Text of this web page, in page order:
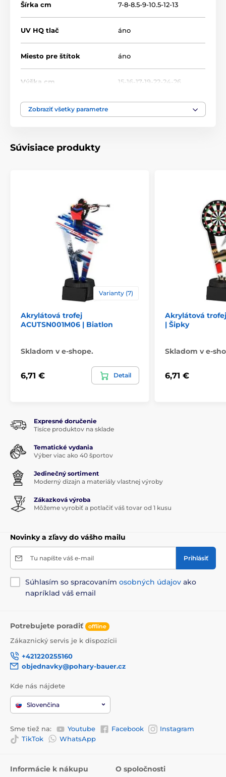
Šírka cm 7-8-8.5-9-10.5-12-13
UV HQ tlač áno
Miesto pre štítok áno
Výška cm 15-16-17-19-22-24-26
Motív
Zobraziť všetky parametre
Súvisiace produkty
Varianty (7)
Akrylátová trofej
ACUTSN001M06 | Biatlon
Skladom v e-shope.
6,71 € Detail
Akrylátová trofej
| Šipky
Skladom v e-
6,71 €
Expresné doručenie
Tisíce produktov na sklade
Tematické vydania
Výber viac ako 40 športov
Jedinečný sortiment
Moderný dizajn a materiály vlastnej výroby
Zákazková výroba
Môžeme vyrobiť a potlačiť váš tovar od 1 kusu
Novinky a zľavy do vášho mailu
Tu napíšte váš e-mail Prihlásiť
Súhlasím so spracovaním osobných údajov ako
napríklad váš email
Potrebujete poradiť offline
Zákaznický servis je k dispozícii
+421220255160
objednavky@pohary-bauer.cz
Kde nás nájdete
Slovenčina
Sme tiež na: Youtube Facebook
Instagram
TikTok
WhatsApp
Informácie k nákupu O spoločnosti